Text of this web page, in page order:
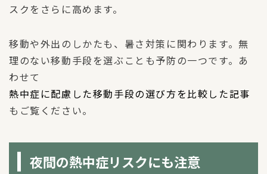
スクをさらに高めます。
移動や外出のしかたも、暑さ対策に関わります。無
理のない移動手段を選ぶことも予防の一つです。あ
わせて
熱中症に配慮した移動手段の選び方を比較した記事
もご覧ください。
夜間の熱中症リスクにも注意